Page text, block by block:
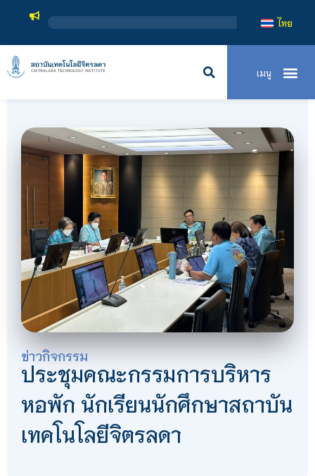
สถาบันเทคโนโล
ไทย
ข่าวกิจกรรม
ประชุมคณะกรรมการบริหาร
หอพัก นักเรียนนักศึกษาสถาบัน
เทคโนโลยีจิตรลดา